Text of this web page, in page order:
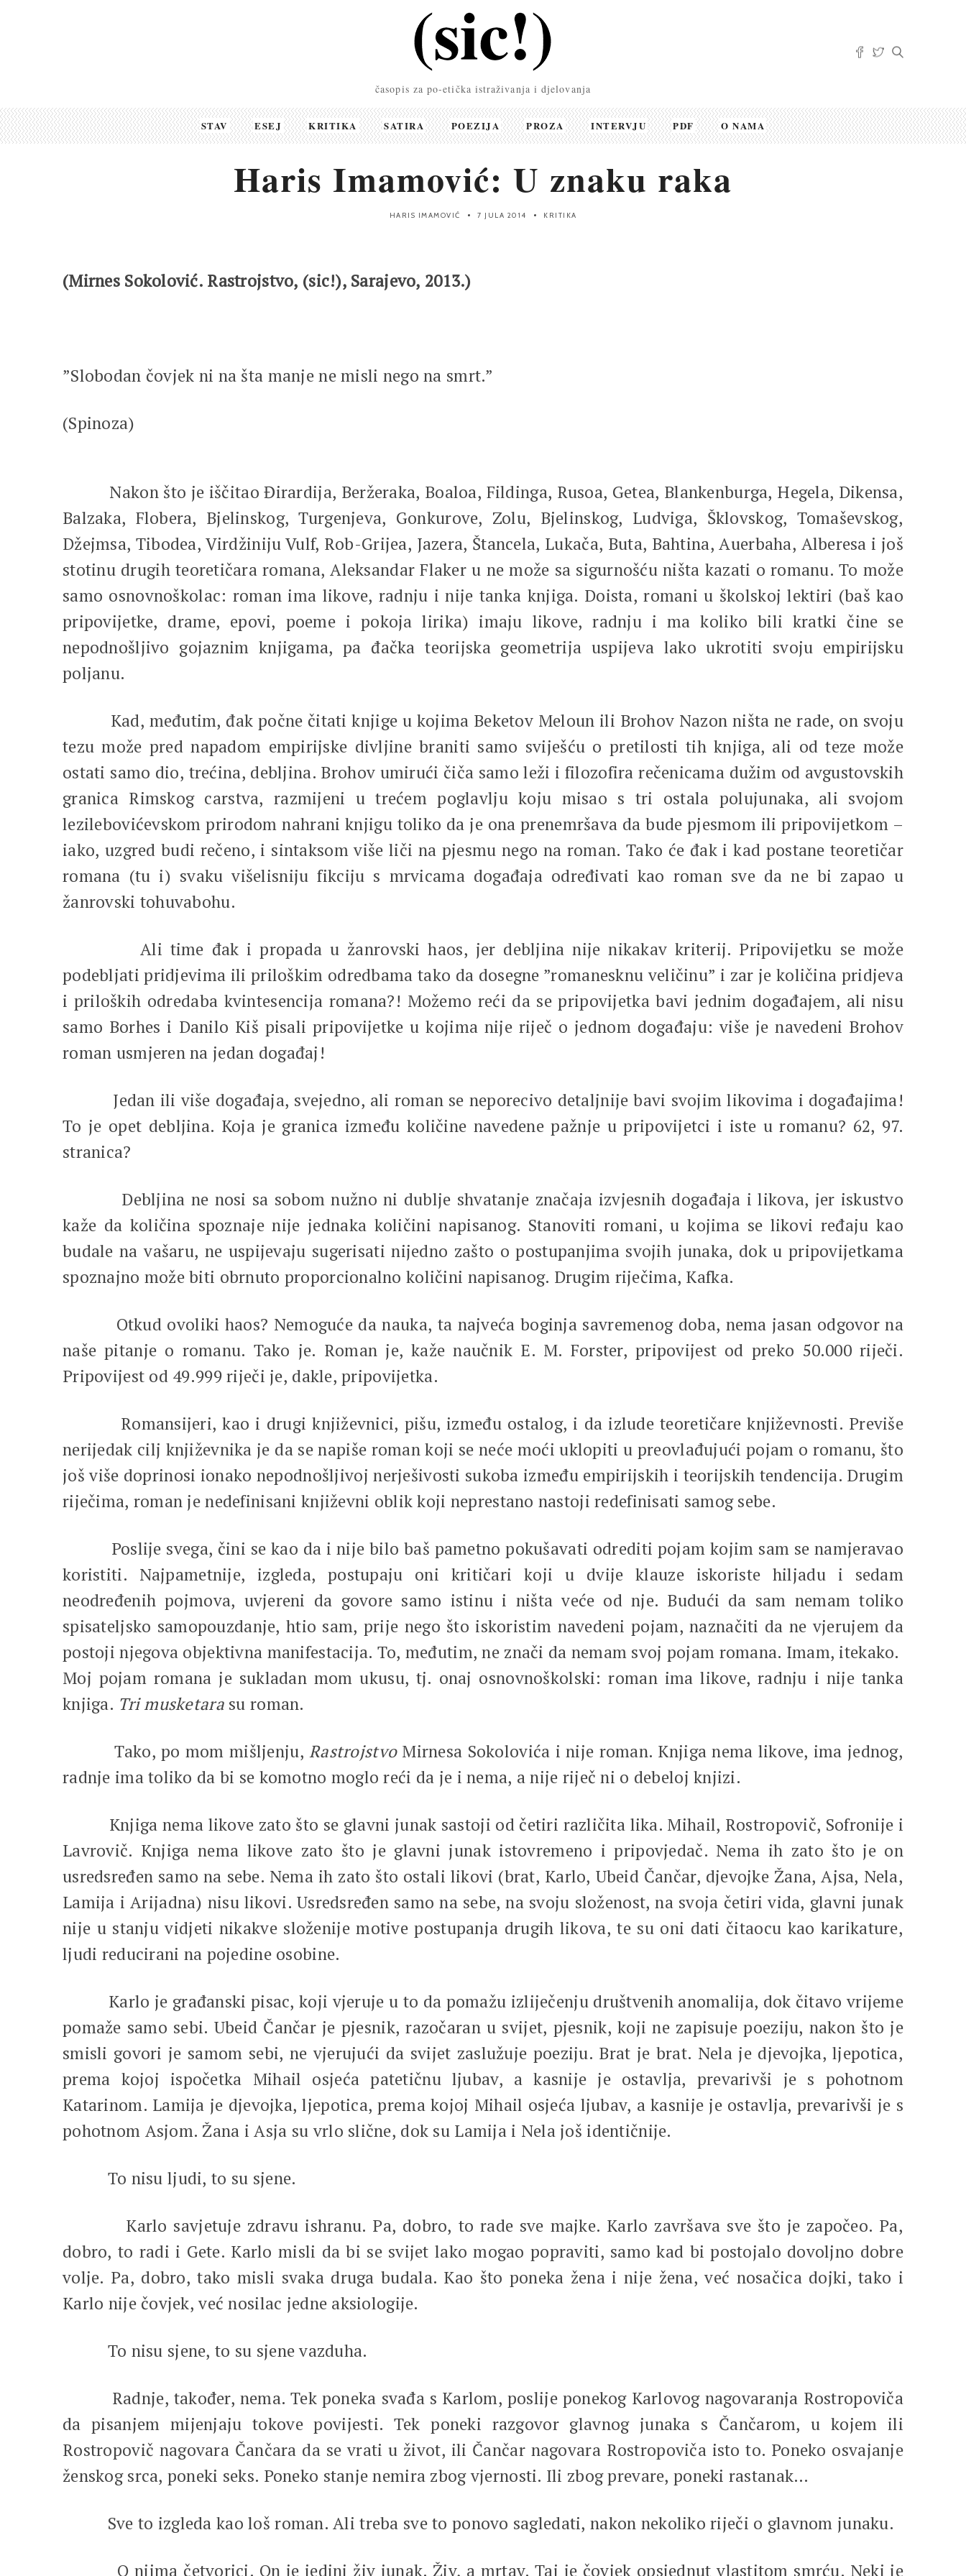
časopis za po-etička istraživanja i djelovanja
STAV ESEJ KRITIKA SATIRA POEZIJA PROZA INTERVJU PDF O NAMA
Haris Imamović: U znaku raka
HARIS IMAMOVIĆ 7 JULA 2014 KRITIKA
(Mirnes Sokolović. Rastrojstvo, (sic!), Sarajevo, 2013.)
”Slobodan čovjek ni na šta manje ne misli nego na smrt.”
(Spinoza)
Nakon što je iščitao Đirardija, Beržeraka, Boaloa, Fildinga, Rusoa, Getea, Blankenburga, Hegela, Dikensa,
Balzaka, Flobera, Bjelinskog, Turgenjeva, Gonkurove, Zolu, Bjelinskog, Ludviga, Šklovskog, Tomaševskog,
Džejmsa, Tibodea, Virdžiniju Vulf, Rob-Grijea, Jazera, Štancela, Lukača, Buta, Bahtina, Auerbaha, Alberesa i još
stotinu drugih teoretičara romana, Aleksandar Flaker u ne može sa sigurnošću ništa kazati o romanu. To može
samo osnovnoškolac: roman ima likove, radnju i nije tanka knjiga. Doista, romani u školskoj lektiri (baš kao
pripovijetke, drame, epovi, poeme i pokoja lirika) imaju likove, radnju i ma koliko bili kratki čine se
nepodnošljivo gojaznim knjigama, pa đačka teorijska geometrija uspijeva lako ukrotiti svoju empirijsku
poljanu.
Kad, međutim, đak počne čitati knjige u kojima Beketov Meloun ili Brohov Nazon ništa ne rade, on svoju
tezu može pred napadom empirijske divljine braniti samo sviješću o pretilosti tih knjiga, ali od teze može
ostati samo dio, trećina, debljina. Brohov umirući čiča samo leži i filozofira rečenicama dužim od avgustovskih
granica Rimskog carstva, razmijeni u trećem poglavlju koju misao s tri ostala polujunaka, ali svojom
lezilebovićevskom prirodom nahrani knjigu toliko da je ona prenemršava da bude pjesmom ili pripovijetkom –
iako, uzgred budi rečeno, i sintaksom više liči na pjesmu nego na roman. Tako će đak i kad postane teoretičar
romana (tu i) svaku višelisniju fikciju s mrvicama događaja određivati kao roman sve da ne bi zapao u
žanrovski tohuvabohu.
Ali time đak i propada u žanrovski haos, jer debljina nije nikakav kriterij. Pripovijetku se može
podebljati pridjevima ili priloškim odredbama tako da dosegne ”romanesknu veličinu” i zar je količina pridjeva
i priloških odredaba kvintesencija romana?! Možemo reći da se pripovijetka bavi jednim događajem, ali nisu
samo Borhes i Danilo Kiš pisali pripovijetke u kojima nije riječ o jednom događaju: više je navedeni Brohov
roman usmjeren na jedan događaj!
Jedan ili više događaja, svejedno, ali roman se neporecivo detaljnije bavi svojim likovima i događajima!
To je opet debljina. Koja je granica između količine navedene pažnje u pripovijetci i iste u romanu? 62, 97.
stranica?
Debljina ne nosi sa sobom nužno ni dublje shvatanje značaja izvjesnih događaja i likova, jer iskustvo
kaže da količina spoznaje nije jednaka količini napisanog. Stanoviti romani, u kojima se likovi ređaju kao
budale na vašaru, ne uspijevaju sugerisati nijedno zašto o postupanjima svojih junaka, dok u pripovijetkama
spoznajno može biti obrnuto proporcionalno količini napisanog. Drugim riječima, Kafka.
Otkud ovoliki haos? Nemoguće da nauka, ta najveća boginja savremenog doba, nema jasan odgovor na
naše pitanje o romanu. Tako je. Roman je, kaže naučnik E. M. Forster, pripovijest od preko 50.000 riječi.
Pripovijest od 49.999 riječi je, dakle, pripovijetka.
Romansijeri, kao i drugi književnici, pišu, između ostalog, i da izlude teoretičare književnosti. Previše
nerijedak cilj književnika je da se napiše roman koji se neće moći uklopiti u preovlađujući pojam o romanu, što
još više doprinosi ionako nepodnošljivoj nerješivosti sukoba između empirijskih i teorijskih tendencija. Drugim
riječima, roman je nedefinisani književni oblik koji neprestano nastoji redefinisati samog sebe.
Poslije svega, čini se kao da i nije bilo baš pametno pokušavati odrediti pojam kojim sam se namjeravao
koristiti. Najpametnije, izgleda, postupaju oni kritičari koji u dvije klauze iskoriste hiljadu i sedam
neodređenih pojmova, uvjereni da govore samo istinu i ništa veće od nje. Budući da sam nemam toliko
spisateljsko samopouzdanje, htio sam, prije nego što iskoristim navedeni pojam, naznačiti da ne vjerujem da
postoji njegova objektivna manifestacija. To, međutim, ne znači da nemam svoj pojam romana. Imam, itekako.
Moj pojam romana je sukladan mom ukusu, tj. onaj osnovnoškolski: roman ima likove, radnju i nije tanka
knjiga. Tri musketara su roman.
Tako, po mom mišljenju,Rastrojstvo Mirnesa Sokolovića i nije roman. Knjiga nema likove, ima jednog,
radnje ima toliko da bi se komotno moglo reći da je i nema, a nije riječ ni o debeloj knjizi.
Knjiga nema likove zato što se glavni junak sastoji od četiri različita lika. Mihail, Rostropovič, Sofronije i
Lavrovič. Knjiga nema likove zato što je glavni junak istovremeno i pripovjedač. Nema ih zato što je on
usredsređen samo na sebe. Nema ih zato što ostali likovi (brat, Karlo, Ubeid Čančar, djevojke Žana, Ajsa, Nela,
Lamija i Arijadna) nisu likovi. Usredsređen samo na sebe, na svoju složenost, na svoja četiri vida, glavni junak
nije u stanju vidjeti nikakve složenije motive postupanja drugih likova, te su oni dati čitaocu kao karikature,
ljudi reducirani na pojedine osobine.
Karlo je građanski pisac, koji vjeruje u to da pomažu izliječenju društvenih anomalija, dok čitavo vrijeme
pomaže samo sebi. Ubeid Čančar je pjesnik, razočaran u svijet, pjesnik, koji ne zapisuje poeziju, nakon što je
smisli govori je samom sebi, ne vjerujući da svijet zaslužuje poeziju. Brat je brat. Nela je djevojka, ljepotica,
prema kojoj ispočetka Mihail osjeća patetičnu ljubav, a kasnije je ostavlja, prevarivši je s pohotnom
Katarinom. Lamija je djevojka, ljepotica, prema kojoj Mihail osjeća ljubav, a kasnije je ostavlja, prevarivši je s
pohotnom Asjom. Žana i Asja su vrlo slične, dok su Lamija i Nela još identičnije.
To nisu ljudi, to su sjene.
Karlo savjetuje zdravu ishranu. Pa, dobro, to rade sve majke. Karlo završava sve što je započeo. Pa,
dobro, to radi i Gete. Karlo misli da bi se svijet lako mogao popraviti, samo kad bi postojalo dovoljno dobre
volje. Pa, dobro, tako misli svaka druga budala. Kao što poneka žena i nije žena, već nosačica dojki, tako i
Karlo nije čovjek, već nosilac jedne aksiologije.
To nisu sjene, to su sjene vazduha.
Radnje, također, nema. Tek poneka svađa s Karlom, poslije ponekog Karlovog nagovaranja Rostropoviča
da pisanjem mijenjaju tokove povijesti. Tek poneki razgovor glavnog junaka s Čančarom, u kojem ili
Rostropovič nagovara Čančara da se vrati u život, ili Čančar nagovara Rostropoviča isto to. Poneko osvajanje
ženskog srca, poneki seks. Poneko stanje nemira zbog vjernosti. Ili zbog prevare, poneki rastanak…
Sve to izgleda kao loš roman. Ali treba sve to ponovo sagledati, nakon nekoliko riječi o glavnom junaku.
O njima četvorici. On je jedini živ junak. Živ, a mrtav. Taj je čovjek opsjednut vlastitom smrću. Neki je